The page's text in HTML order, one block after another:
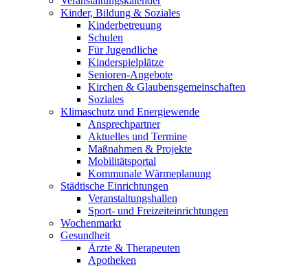
Kinder, Bildung & Soziales
Kinderbetreuung
Schulen
Für Jugendliche
Kinderspielplätze
Senioren-Angebote
Kirchen & Glaubensgemeinschaften
Soziales
Klimaschutz und Energiewende
Ansprechpartner
Aktuelles und Termine
Maßnahmen & Projekte
Mobilitätsportal
Kommunale Wärmeplanung
Städtische Einrichtungen
Veranstaltungshallen
Sport- und Freizeiteinrichtungen
Wochenmarkt
Gesundheit
Ärzte & Therapeuten
Apotheken